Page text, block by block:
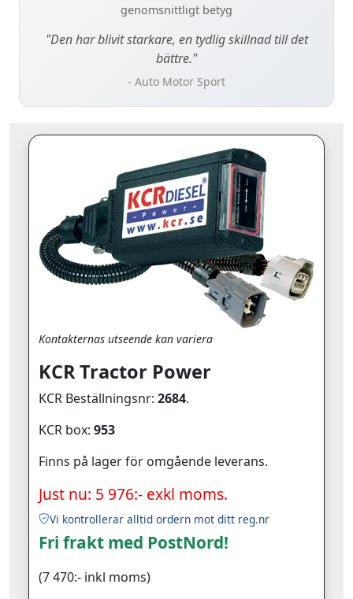
genomsnittligt betyg
"Den har blivit starkare, en tydlig skillnad till det
bättre."
- Auto Motor Sport
Kontakternas utseende kan variera
KCR Tractor Power
KCR Beställningsnr: 2684.
KCR box: 953
Finns på lager för omgående leverans.
Just nu: 5 976:- exkl moms.
Vi kontrollerar alltid ordern mot ditt reg.nr
Fri frakt med PostNord!
(7 470:- inkl moms)